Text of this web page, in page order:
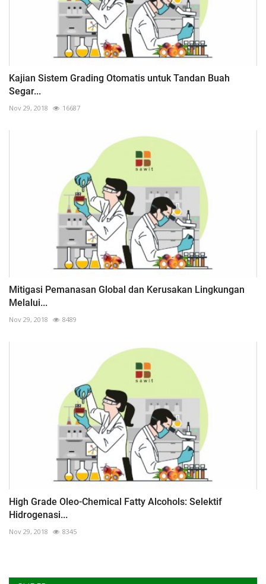
Kajian Sistem Grading Otomatis untuk Tandan Buah
Segar...
Nov 29, 2018 16687
Mitigasi Pemanasan Global dan Kerusakan Lingkungan
Melalui...
Nov 29, 2018 8489
High Grade Oleo-Chemical Fatty Alcohols: Selektif
Hidrogenasi...
Nov 29, 2018 8345